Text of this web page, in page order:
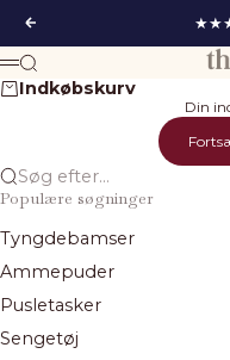
Forrige
Menu
Søg
Indkøbskurv
Din
Søg efter...
Populære søgninger
Tyngdebamser
Ammepuder
Pusletasker
Sengetøj